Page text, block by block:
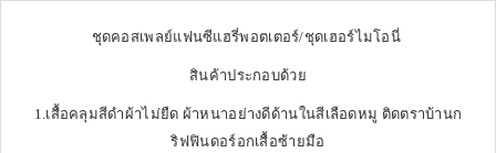
ชุดคอสเพลย์แฟนซีแฮรี่พอตเตอร์/ชุดเฮอร์ไมโอนี่
สินค้าประกอบด้วย
1.เสื้อคลุมสีดำผ้าไม่ยืด ผ้าหนาอย่างดีด้านในสีเลือดหมู ติดตราบ้านก
ริฟฟินดอร์อกเสื้อซ้ายมือ